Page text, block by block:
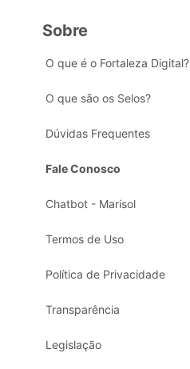
Sobre
O que é o Fortaleza Digital?
O que são os Selos?
Dúvidas Frequentes
Fale Conosco
Chatbot - Marisol
Termos de Uso
Política de Privacidade
Transparência
Legislação